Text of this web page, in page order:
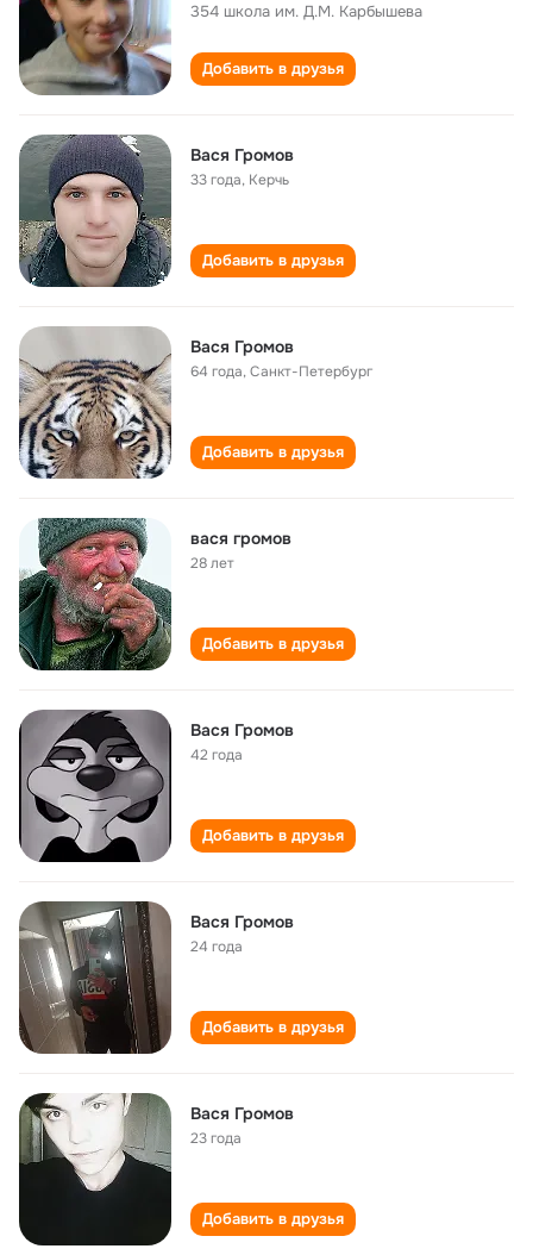
354 школа им. Д.М. Карбышева
Добавить в друзья
Вася Громов
33 года, Керчь
Добавить в друзья
Вася Громов
64 года,Санкт-Петербург
Добавить в друзья
вася громов
28 лет
Добавить в друзья
Вася Громов
42 года
Добавить в друзья
Вася Громов
24 года
Добавить в друзья
Вася Громов
23 года
Добавить в друзья